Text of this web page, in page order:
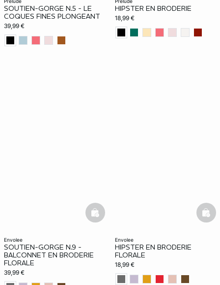
SOUTIEN-GORGE N.5 - LE
COQUES FINES PLONGEANT
39,99 €
HIPSTER EN BRODERIE
18,99 €
envolee
SOUTIEN-GORGE N.9 -
BALCONNET EN BRODERIE
FLORALE
39,99 €
basketfull
envolee
HIPSTER EN BRODERIE
FLORALE
18,99 €